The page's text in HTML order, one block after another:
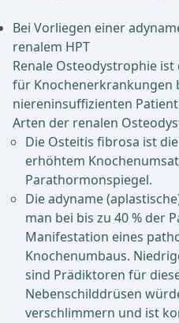
Bei Vorliegen einer
renalem HPT
Renale Osteodystrophie
für Knochenerkrankungen
niereninsuffizienten
Arten der renalen
Die Osteitis fibrosa ist
erhöhtem
Parathormonspiegel.
Die adyname
man bei bis zu 40 % der
Manifestation eines
Knochenumbaus.
sind Prädiktoren für
Nebenschilddrüsen
verschlimmern und ist